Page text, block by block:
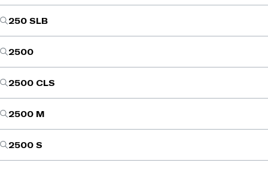
250 SLB
2500
2500 CLS
2500 M
2500 S